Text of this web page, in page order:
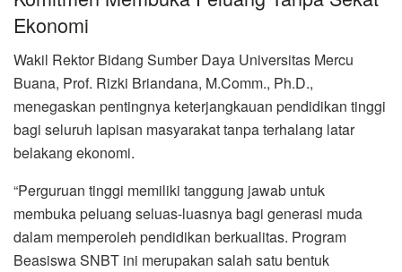
Ekonomi
Wakil Rektor Bidang Sumber Daya Universitas Mercu
Buana, Prof. Rizki Briandana, M.Comm., Ph.D.,
menegaskan pentingnya keterjangkauan pendidikan tinggi
bagi seluruh lapisan masyarakat tanpa terhalang latar
belakang ekonomi.
“Perguruan tinggi memiliki tanggung jawab untuk
membuka peluang seluas-luasnya bagi generasi muda
dalam memperoleh pendidikan berkualitas. Program
Beasiswa SNBT ini merupakan salah satu bentuk